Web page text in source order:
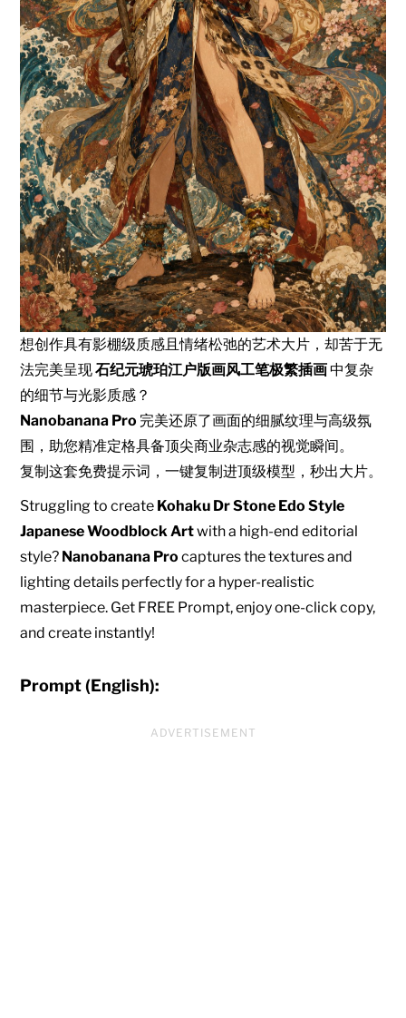
想创作具有影棚级质感且情绪松弛的艺术大片，却苦于无
法完美呈现石纪元琥珀江户版画风工笔极繁插画中复杂
的细节与光影质感？
Nanobanana Pro 完美还原了画面的细腻纹理与高级氛
围，助您精准定格具备顶尖商业杂志感的视觉瞬间。
复制这套免费提示词，一键复制进顶级模型，秒出大片。
Struggling to create Kohaku Dr Stone Edo Style
Japanese Woodblock Artwith a high-end editorial
style? Nanobanana Pro captures the textures and
lighting details perfectly for a hyper-realistic
masterpiece. Get FREE Prompt, enjoy one-click copy,
and create instantly!
Prompt (English):
ADVERTISEMENT